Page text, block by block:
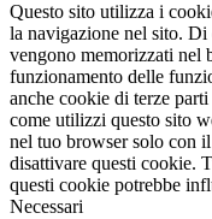
Questo sito utilizza i
la navigazione nel sito. Di
vengono memorizzati nel
funzionamento delle
anche cookie di terze
come utilizzi questo sito
nel tuo browser solo con
disattivare questi cookie.
questi cookie potrebbe
Necessari